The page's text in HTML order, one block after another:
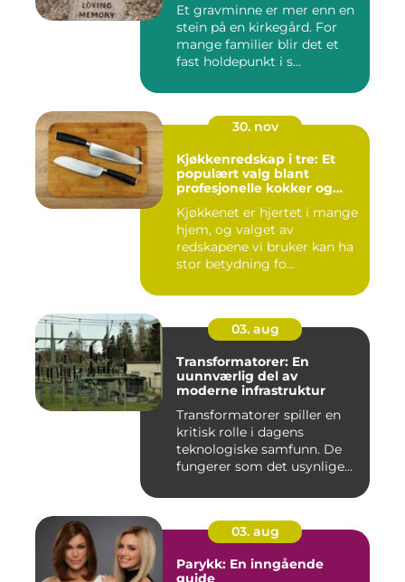
Et gravminne er mer enn en
stein på en kirkegård. For
mange familier blir det et
fast holdepunkt i s...
30. nov
Kjøkkenredskap i tre: Et
populært valg blant
profesjonelle kokker og
Kjøkkenet er hjertet i mange
hjem, og valget av
redskapene vi bruker kan ha
stor betydning fo...
03. aug
Transformatorer: En
uunnværlig del av
moderne infrastruktur
Transformatorer spiller en
kritisk rolle i dagens
teknologiske samfunn. De
fungerer som det usynlige...
03. aug
Parykk: En inngående
guide